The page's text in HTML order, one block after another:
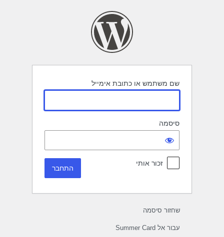
שם משתמש או כתובת אימייל
סיסמה
זכור אותי
שחזור סיסמה
עבור אל Summer Card